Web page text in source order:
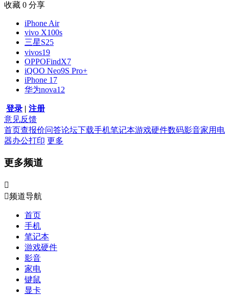
收藏 0 分享
iPhone Air
vivo X100s
三星S25
vivos19
OPPOFindX7
iQOO Neo9S Pro+
iPhone 17
华为nova12
登录 | 注册
意见反馈
首页查报价问答论坛下载手机笔记本游戏硬件数码影音家用电
器办公打印 更多
更多频道

频道导航
首页
手机
笔记本
游戏硬件
影音
家电
键鼠
显卡